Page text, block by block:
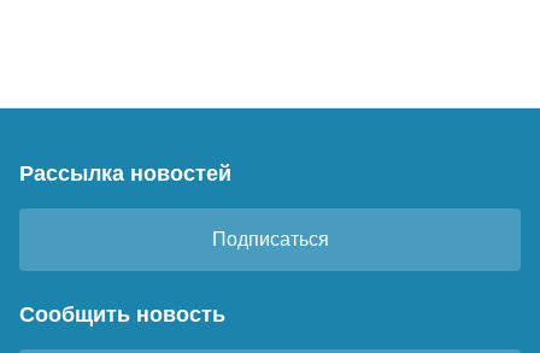
Рассылка новостей
Подписаться
Сообщить новость